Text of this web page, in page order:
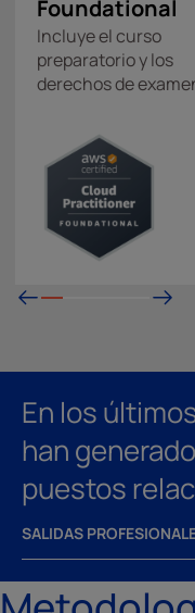
Foundational
Incluye el curso
preparatorio y los
derechos de
En los
han
puestos
SALIDAS